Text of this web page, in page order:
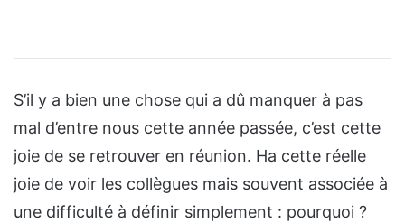
S’il y a bien une chose qui a dû manquer à pas
mal d’entre nous cette année passée, c’est cette
joie de se retrouver en réunion. Ha cette réelle
joie de voir les collègues mais souvent associée à
une difficulté à définir simplement : pourquoi ?